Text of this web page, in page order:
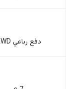
دفع رباعي AWD